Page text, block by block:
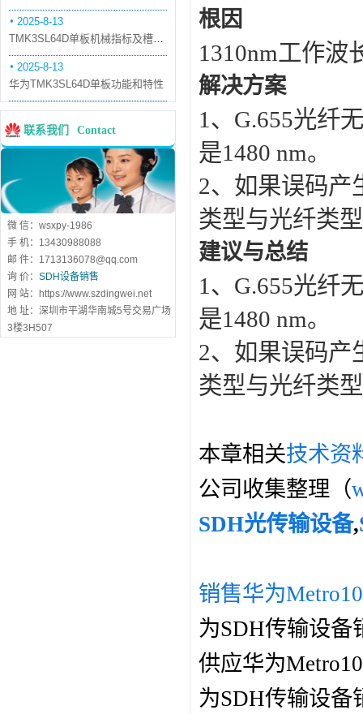
2025-8-13
TMK3SL64D单板机械指标及槽位介绍
2025-8-13
华为TMK3SL64D单板功能和特性
联系我们 Contact
微 信：wsxpy-1986
手 机：13430988088
邮 件：1713136078@qq.com
询 价： SDH设备销售
网 站：https://www.szdingwei.net
地 址：深圳市平湖华南城5号交易广场
3楼3H507
根因
1310nm工作波
解决方案
1、G.655光纤
是1480 nm。
2、如果误码产
类型与光纤类
建议与总结
1、G.655光纤
是1480 nm。
2、如果误码产
类型与光纤类
本章相关技术资
公司收集整理（
SDH光传输设备,
销售华为
为SDH传输设备
供应华为
为SDH传输设备